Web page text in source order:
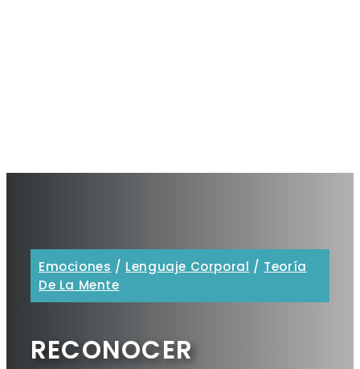
Emociones / Lenguaje Corporal / Teoría
De La Mente
RECONOCER